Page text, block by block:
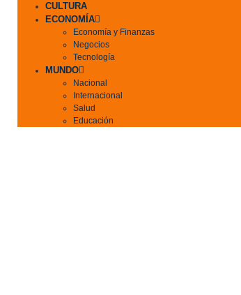
CULTURA
ECONOMÍA
Economía y Finanzas
Negocios
Tecnología
MUNDO
Nacional
Internacional
Salud
Educación